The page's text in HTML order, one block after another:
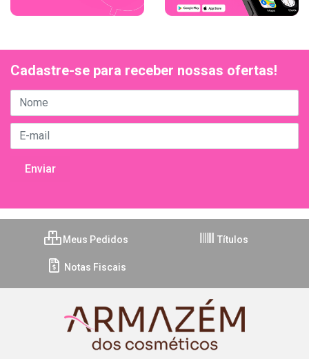
Cadastre-se para receber nossas ofertas!
Meus Pedidos Títulos
Notas Fiscais